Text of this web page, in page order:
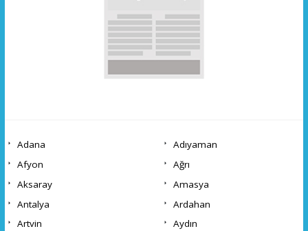
Adana
Adıyaman
Afyon
Ağrı
Aksaray
Amasya
Antalya
Ardahan
Artvin
Aydın